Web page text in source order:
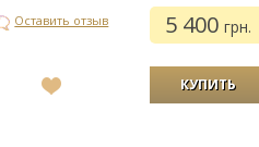
Оставить отзыв 5 400грн.